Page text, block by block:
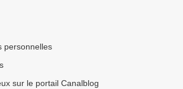
personnelles
sur le portail Canalblog